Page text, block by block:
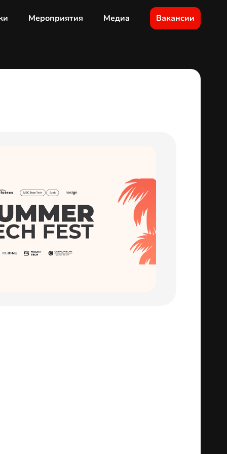
Мероприятия Медиа Вакансии